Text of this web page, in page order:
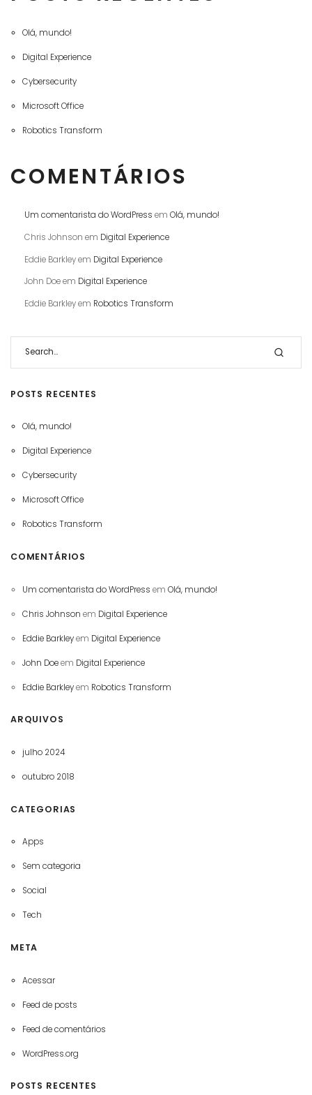
Olá, mundo!
Digital Experience
Cybersecurity
Microsoft Office
Robotics Transform
COMENTÁRIOS
Um comentarista do WordPress em Olá, mundo!
Chris Johnson em Digital Experience
Eddie Barkleyem Digital Experience
John Doeem Digital Experience
Eddie Barkleyem Robotics Transform
POSTS RECENTES
Olá, mundo!
Digital Experience
Cybersecurity
Microsoft Office
Robotics Transform
COMENTÁRIOS
Um comentarista do WordPress em Olá, mundo!
Chris Johnson em Digital Experience
Eddie Barkleyem Digital Experience
John Doeem Digital Experience
Eddie Barkleyem Robotics Transform
ARQUIVOS
julho 2024
outubro 2018
CATEGORIAS
Apps
Sem categoria
Social
Tech
META
Acessar
Feed de posts
Feed de comentários
WordPress.org
POSTS RECENTES